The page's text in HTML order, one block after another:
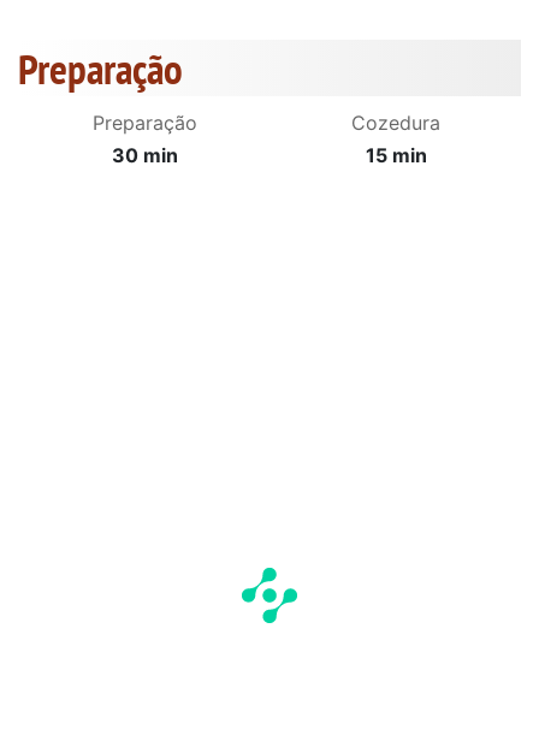
Preparação
Preparação
30 min
Cozedura
15 min